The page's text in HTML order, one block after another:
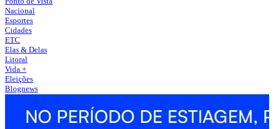
Nacional
Esportes
Cidades
ETC
Elas & Delas
Litoral
Vida +
Eleições
Blognews